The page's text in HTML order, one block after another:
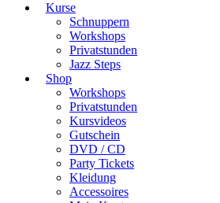
Kurse
Schnuppern
Workshops
Privatstunden
Jazz Steps
Shop
Workshops
Privatstunden
Kursvideos
Gutschein
DVD / CD
Party Tickets
Kleidung
Accessoires